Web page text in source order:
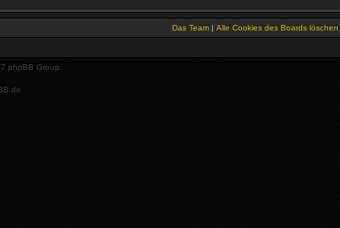
Das Team | Alle Cookies des Boards löschen
phpBB Group.